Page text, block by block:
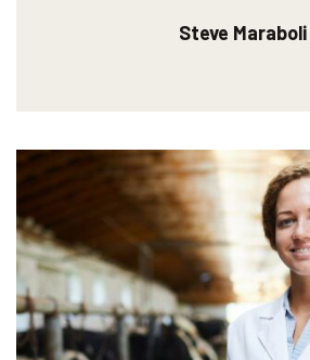
Steve Maraboli